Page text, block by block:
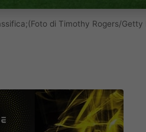
di Timothy Rogers/Getty